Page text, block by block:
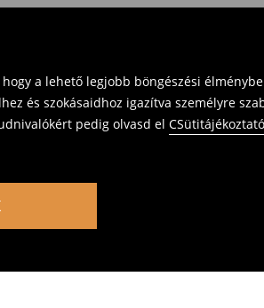
a lehető legjobb böngészési
és szokásaidhoz igazítva személyre
pedig olvasd el